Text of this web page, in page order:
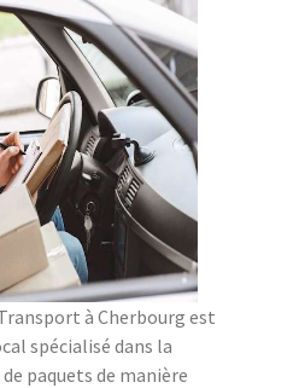
Transport à Cherbourg est
spécialisé dans la
paquets de manière